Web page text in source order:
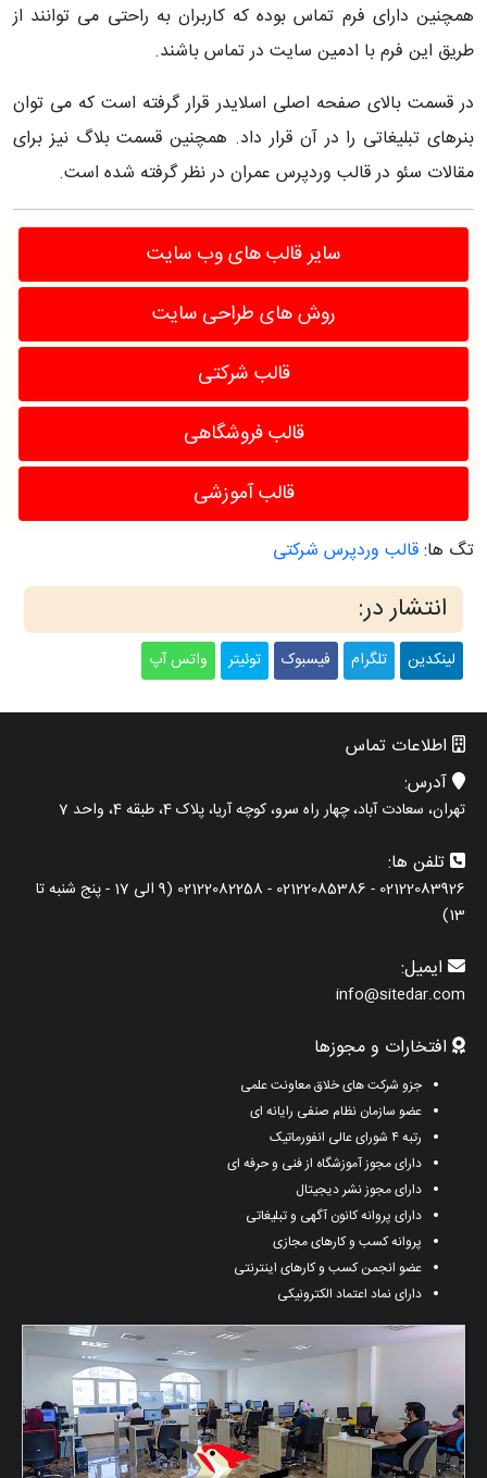
همچنین دارای فرم تماس بوده که کاربران به راحتی می توانند از
طریق این فرم با ادمین سایت در تماس باشند.
در قسمت بالای صفحه اصلی اسلایدر قرار گرفته است که می توان
بنرهای تبلیغاتی را در آن قرار داد. همچنین قسمت بلاگ نیز برای
مقالات سئو در قالب وردپرس عمران در نظر گرفته شده است.
سایر قالب های وب سایت
روش های طراحی سایت
قالب شرکتی
قالب فروشگاهی
قالب آموزشی
تگ ها:قالب وردپرس شرکتی
انتشار در:
لینکدین تلگرام فیسبوک توئیتر واتس آپ
اطلاعات تماس
آدرس:
تهران، سعادت آباد، چهار راه سرو، کوچه آریا، پلاک 4، طبقه 4، واحد 7
تلفن ها:
02122083926 - 02122085386 - 02122082258 (9 الی 17 - پنج شنبه تا
13)
ایمیل:
info@sitedar.com
افتخارات و مجوزها
جزو شرکت های خلاق معاونت علمی
عضو سازمان نظام صنفی رایانه ای
رتبه ۴ شورای عالی انفورماتیک
دارای مجوز آموزشگاه از فنی و حرفه ای
دارای مجوز نشر دیجیتال
دارای پروانه کانون آگهی و تبلیغاتی
پروانه کسب و کارهای مجازی
عضو انجمن کسب و کارهای اینترنتی
دارای نماد اعتماد الکترونیکی